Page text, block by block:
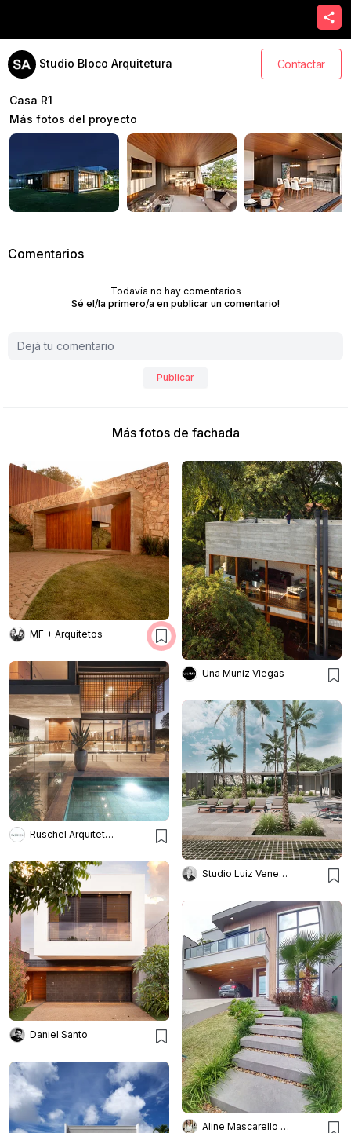
Studio Bloco Arquitetura Contactar
Casa R1
Más fotos del proyecto
Comentarios
Todavía no hay comentarios
Sé el/la primero/a en publicar un comentario!
Publicar
Más fotos de fachada
MF + Arquitetos
Una Muniz Viegas
Ruschel Arquitetura e Urbanism
Studio Luiz Veneziano Arqu.
Daniel Santo
Aline Mascarello Arquitetura